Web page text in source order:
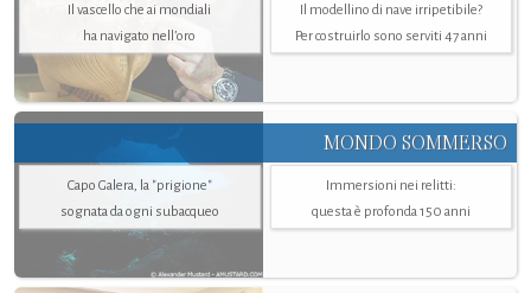
Il vascello che ai mondiali
ha navigato nell’oro
Il modellino di nave irripetibile?
Per costruirlo sono serviti 47 anni
MONDO SOMMERSO
Capo Galera, la "prigione"
sognata da ogni subacqueo
Immersioni nei relitti:
questa è profonda 150 anni